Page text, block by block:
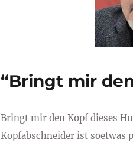
“Bringt mir
Bringt mir den Kopf dieses
Kopfabschneider ist soetwas